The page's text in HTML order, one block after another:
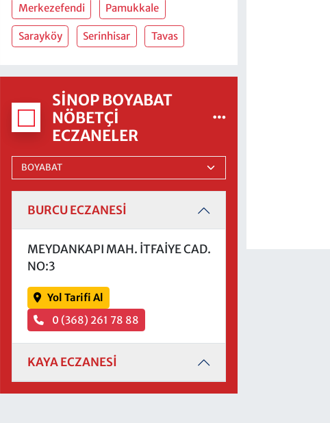
Merkezefendi Pamukkale
Sarayköy Serinhisar Tavas
SINOP BOYABAT
NÖBETÇI
ECZANELER
BURCU ECZANESİ
MEYDANKAPI MAH. İTFAİYE CAD.
NO:3
Yol Tarifi Al
0 (368) 261 78 88
KAYA ECZANESİ